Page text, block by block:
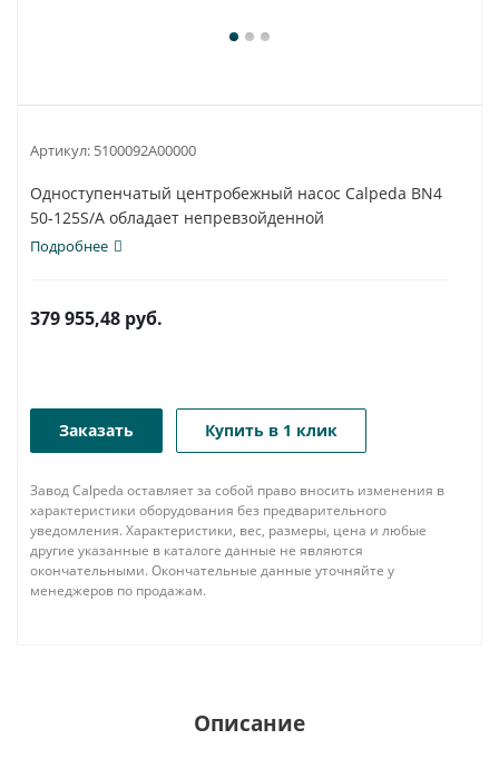
Артикул: 5100092A00000
Одноступенчатый центробежный насос Calpeda BN4
50-125S/A обладает непревзойденной
универсальностью...
Подробнее
379 955,48 руб.
Заказать Купить в 1 клик
Завод Calpeda оставляет за собой право вносить изменения в
характеристики оборудования без предварительного
уведомления. Характеристики, вес, размеры, цена и любые
другие указанные в каталоге данные не являются
окончательными. Окончательные данные уточняйте у
менеджеров по продажам.
Описание